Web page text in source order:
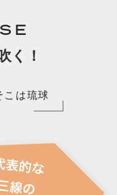
く！
こは琉球